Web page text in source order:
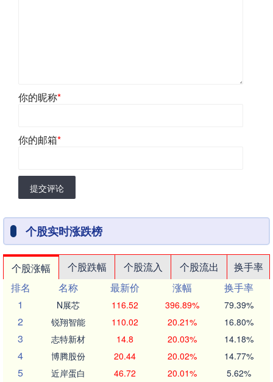
你的昵称*
你的邮箱*
提交评论
个股实时涨跌榜
个股涨幅 个股跌幅 个股流入 个股流出
换手率
排名
名称 最新价 涨幅
换手率
1
N展芯 116.52 396.89% 79.39%
2 锐翔智能 110.02 20.21% 16.80%
3 志特新材 14.8 20.03% 14.18%
4 博腾股份 20.44 20.02% 14.77%
5 近岸蛋白 46.72 20.01% 5.62%